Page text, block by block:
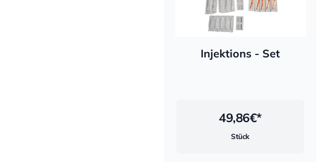
Injektions - Set
49,86€*
Stück